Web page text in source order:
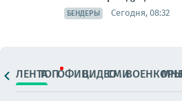
БЕНДЕРЫ Сегодня, 08:32
ЛЕНТАТОПОФИЦ.ВИДЕОСМИ